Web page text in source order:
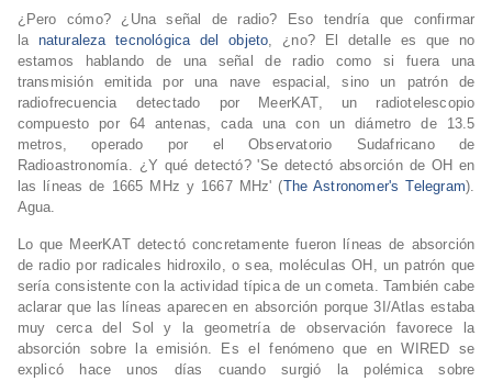
¿Pero cómo? ¿Una señal de radio? Eso tendría que confirmar
la naturaleza tecnológica del objeto, ¿no? El detalle es que no
estamos hablando de una señal de radio como si fuera una
transmisión emitida por una nave espacial, sino un patrón de
radiofrecuencia detectado por MeerKAT, un radiotelescopio
compuesto por 64 antenas, cada una con un diámetro de 13.5
metros, operado por el Observatorio Sudafricano de
Radioastronomía. ¿Y qué detectó? 'Se detectó absorción de OH en
las líneas de 1665 MHz y 1667 MHz' (The Astronomer's Telegram).
Agua.
Lo que MeerKAT detectó concretamente fueron líneas de absorción
de radio por radicales hidroxilo, o sea, moléculas OH, un patrón que
sería consistente con la actividad típica de un cometa. También cabe
aclarar que las líneas aparecen en absorción porque 3I/Atlas estaba
muy cerca del Sol y la geometría de observación favorece la
absorción sobre la emisión. Es el fenómeno que en WIRED se
explicó hace unos días cuando surgió la polémica sobre